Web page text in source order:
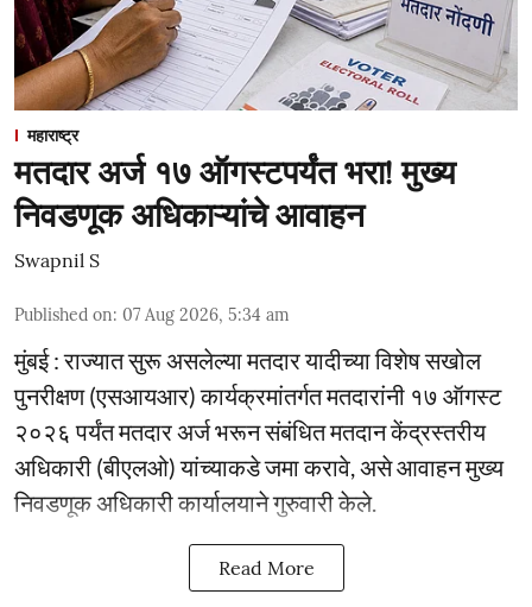
महाराष्ट्र
मतदार अर्ज १७ ऑगस्टपर्यंत भरा! मुख्य
निवडणूक अधिकाऱ्यांचे आवाहन
Swapnil S
Published on: 07 Aug 2026, 5:34 am
मुंबई : राज्यात सुरू असलेल्या मतदार यादीच्या विशेष सखोल
पुनरीक्षण (एसआयआर) कार्यक्रमांतर्गत मतदारांनी १७ ऑगस्ट
२०२६ पर्यंत मतदार अर्ज भरून संबंधित मतदान केंद्रस्तरीय
अधिकारी (बीएलओ) यांच्याकडे जमा करावे, असे आवाहन मुख्य
निवडणूक अधिकारी कार्यालयाने गुरुवारी केले.
Read More